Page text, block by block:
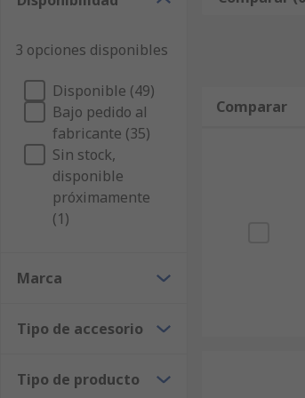
tranquilidad de saber que nuestro
de Mantenimiento, Mecánica y
líneas de productos de
que buscar en la web o realizar una
Cooper Tools, RS o cualquier otro
disponibilidad, en orden alfabético.
documentos que proporcionan
seguridad.
3 opciones disponibles
Disponible (49)
Bajo pedido al
fabricante (35)
Sin stock,
disponible
próximamente
(1)
Marca
Tipo de accesorio
Tipo de producto
Comparar